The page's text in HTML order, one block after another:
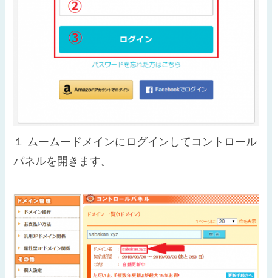
１ ムームードメインにログインしてコントロール
パネルを開きます。